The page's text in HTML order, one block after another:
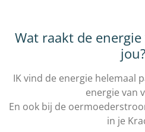
Wat raakt de
jou?
IK vind de energie helemaal
energie van
En ook bij de
in je